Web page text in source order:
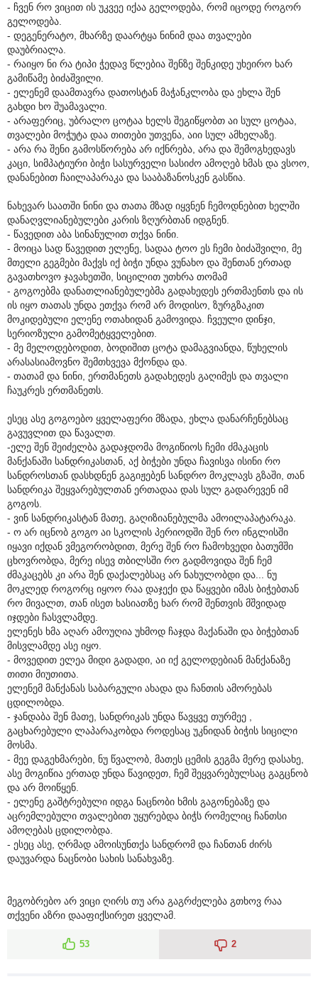
- ჩვენ რო ვიცით ის უკვეე იქაა გელოდება, რომ იცოდე როგორ
გელოდება.
- დეგენერატო, მხარზე დაარტყა ნინიმ დაა თვალები
დაუბრიალა.
- რაიყო ნი რა ტიპი ჭედავ წლებია შენზე შენკიდე უხეირო ხარ
გამიწამე ბიძაშვილი.
- ელენემ დაამთავრა დათოსტან მაჭანკლობა და ეხლა შენ
გახდი ხო შუამავალი.
- არაფერიც, უბრალო ცოტაა ხელს შეგიწყობთ აი სულ ცოტაა,
თვალები მოჭუტა დაა თითები უთვენა, აიი სულ ამხელაზე.
- არა რა შენი გამოსწორება არ იქნრება, არა და შემოგხედავს
კაცი, სიმპატიური ბიჭი სასურველი სასიძო ამოღებ ხმას და ვსოო,
დანანებით ჩაილაპარაკა და სააბაზანოსკენ გასწია.
ნახევარ საათში ნინი და თათა მზად იყვნენ ჩემოდნებით ხელში
დანაღვლიანებულები კარის ზღურბთან იდგნენ.
- წავედით აბა სინანულით თქვა ნინი.
- მოიცა სად წავედით ელენე, სადაა ტოო ეს ჩემი ბიძაშვილი, მე
მთელი გეგმები მაქვს იქ ბიჭი უნდა ვუნახო და შენთან ერთად
გავათხოვო ჯავახეთში, სიცილით უთხრა თომამ
- გოგოებმა დანათლიანებულებმა გადახედეს ერთმაენთს და ის
ის იყო თათას უნდა ეთქვა რომ არ მოდისო, ზურგზაკით
მოკიდებული ელენე ოთახიდან გამოვიდა. ჩვეული დინჯი,
სერიოზული გამომეტყველებით.
- მე მელოდებოდით, ბოდიშით ცოტა დამაგვიანდა, წუხელის
არასასიამოვნო შემთხვევა მქონდა და.
- თათამ და ნინი, ერთმანეთს გადახედეს გაღიმეს და თვალი
ჩაუკრეს ერთმანეთს.
ესეც ასე გოგოებო ყველაფერი მზადა, ეხლა დანარჩენებსაც
გავუვლით და წავალთ.
-ელე შენ შეიძელბა გადაჯდომა მოგიწიოს ჩემი ძმაკაცის
მანქანაში სანდრიკასთან, აქ ბიჭები უნდა ჩავისვა ისინი რო
სანდროსთან დასხდნენ გაგიჟებენ სანდრო მოკლავს გზაში, თან
სანდრიკა შეყვარებულთან ერთადაა დას სულ გადარევენ იმ
გოგოს.
- ვინ სანდრიკასტან მათე, გაღიზიანებულმა ამოილაპატარაკა.
- ო არ იცნობ გოგო აი სკოლის პერიოდში შენ რო ინგლისში
იყავი იქდან ვმეგორობდით, მერე შენ რო ჩამოხვედი ბათუმში
ცხოვრობდა, მერე ისევ თბილსში რო გადმოვიდა შენ ჩემ
ძმაკაცებს კი არა შენ დაქალებსაც არ ნახულობდი და... ნუ
მოკლედ როგორც იყოო რაა დაჯექი და წაყვები იმას ბიჭებთან
რო მივალთ, თან ისეთ ხასიათზე ხარ რომ შენთვის მშვიდად
იჯდები ჩასვლამდე.
ელენეს ხმა აღარ ამოუღია უხმოდ ჩაჯდა მაქანაში და ბიჭებთან
მისვლამდე ასე იყო.
- მოვედით ელეა მიდი გადადი, აი იქ გელოდებიან მანქანაზე
თითი მიუთითა.
ელენემ მანქანას საბარგული ახადა და ჩანთის ამორებას
ცდილობდა.
- ჯანდაბა შენ მათე, სანდრიკას უნდა წავყვე თურმეე ,
გაცხარებული ლაპარაკობდა როდესაც უკნიდან ბიჭის სიცილი
მოსმა.
- მეე დაგეხმარები, ნუ წვალობ, მათეს ცემის გეგმა მერე დასახე,
ასე მოგიწია ერთად უნდა წავიდეთ, ჩემ შეყვარებულსაც გაგცნობ
და არ მოიწყენ.
- ელენე გაშტრებული იდგა ნაცნობი ხმის გაგონებაზე და
აცრემლებული თვალებით უყურებდა ბიჭს რომელიც ჩანთსი
ამოღებას ცდილობდა.
- ესეც ასე, ღრმად ამოისუნთქა სანდრომ და ჩანთან ძირს
დაუვარდა ნაცნობი სახის სანახვაზე.
მეგობრებო არ ვიცი ღირს თუ არა გაგრძელება გთხოვ რაა
თქვენი აზრი დააფიქსირეთ ყველამ.
53 2